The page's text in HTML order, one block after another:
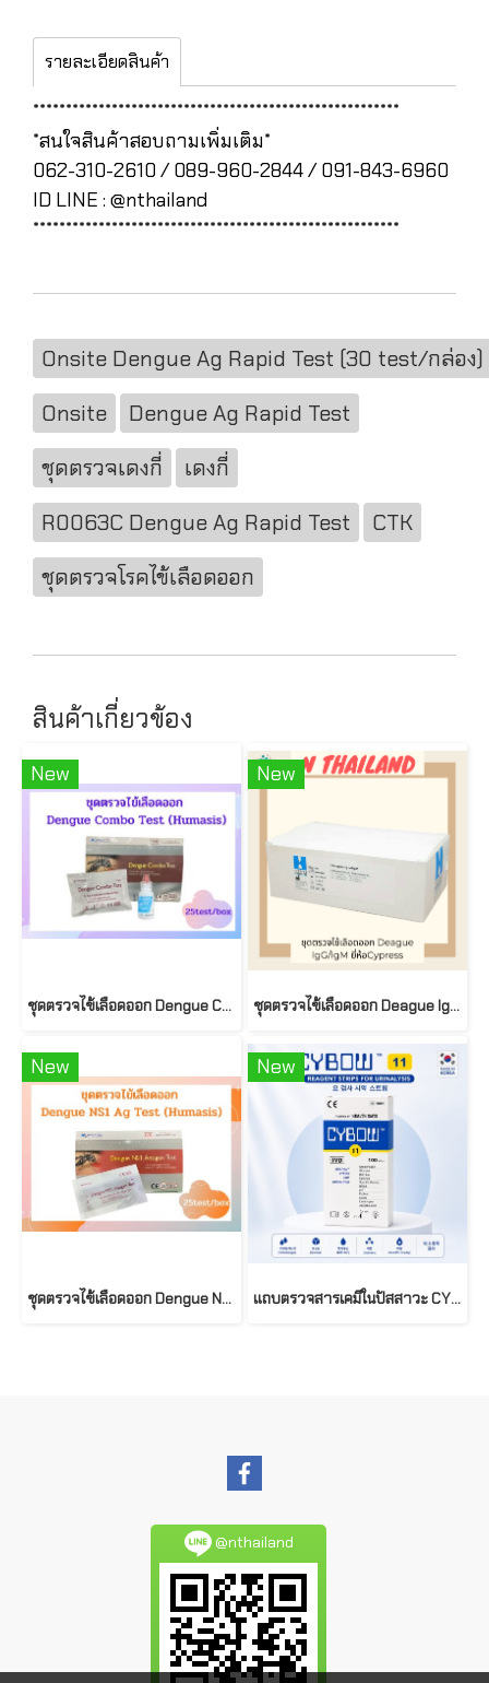
รายละเอียดสินค้า
********************************************************
*สนใจสินค้าสอบถามเพิ่มเติม*
062-310-2610 / 089-960-2844 / 091-843-6960
ID LINE : @nthailand
********************************************************
Onsite Dengue Ag Rapid Test (30 test/กล่อง)
Onsite
Dengue Ag Rapid Test
ชุดตรวจเดงกี่
เดงกี่
R0063C Dengue Ag Rapid Test
CTK
ชุดตรวจโรคไข้เลือดออก
สินค้าเกี่ยวข้อง
New
ชุดตรวจไข้เลือดออก Dengue Combo Test (25Test/Box)
New
ชุดตรวจไข้เลือดออก Deague lgG/lgM ยี่ห้อCypress
New
ชุดตรวจไข้เลือดออก Dengue NS1 Ag Test (25tests/box)
New
แถบตรวจสารเคมีในปัสสาวะ CYBOW 11 (100 แถบ/กล่อง) | Made in Korea
@nthailand